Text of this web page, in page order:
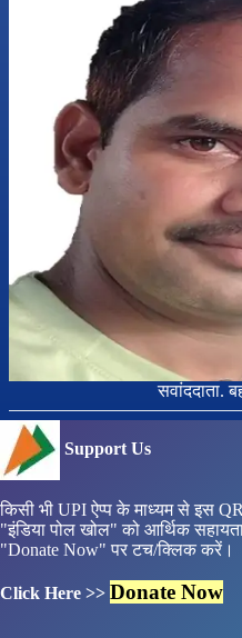
सवांददाता.
Support Us
किसी भी UPI ऐप्प के माध्यम से इस
"इंडिया पोल खोल" को आर्थिक
"Donate Now" पर टच/क्लिक करें।
Click Here >> Donate Now